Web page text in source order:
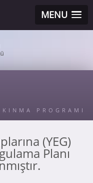
MENU
PROGRAMI
(YEG)
Planı